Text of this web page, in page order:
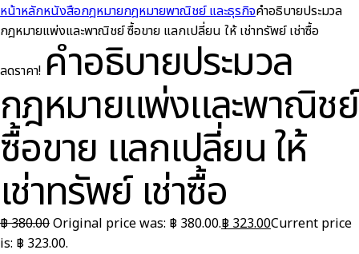
หน้าหลักหนังสือกฎหมายกฎหมายพาณิชย์ และธุรกิจคำอธิบายประมวล
กฎหมายแพ่งและพาณิชย์ ซื้อขาย แลกเปลี่ยน ให้ เช่าทรัพย์ เช่าซื้อ
ลดราคา! คำอธิบายประมวล
กฎหมายแพ่งและพาณิชย์
ซื้อขาย แลกเปลี่ยน ให้
เช่าทรัพย์ เช่าซื้อ
฿380.00Original price was: ฿ 380.00.฿ 323.00Current price
is: ฿ 323.00.